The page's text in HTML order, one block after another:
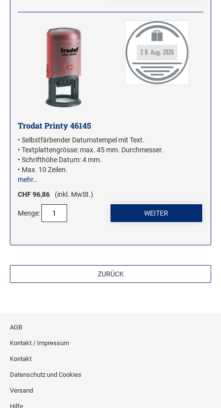
Trodat Printy 46145
• Selbstfärbender Datumstempel mit Text.
• Textplattengrösse: max. 45 mm. Durchmesser.
• Schrifthöhe Datum: 4 mm.
• Max. 10 Zeilen.
mehr…
CHF 96,86
(inkl. MwSt.)
Menge:
ZURÜCK
AGB
Kontakt / Impressum
Kontakt
Datenschutz und Cookies
Versand
Hilfe